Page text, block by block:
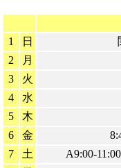
1
日
2
月
3
火
4
水
5
木
6
金
7
土
A9:00-